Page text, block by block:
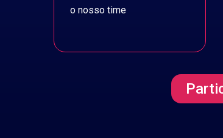
o nosso time